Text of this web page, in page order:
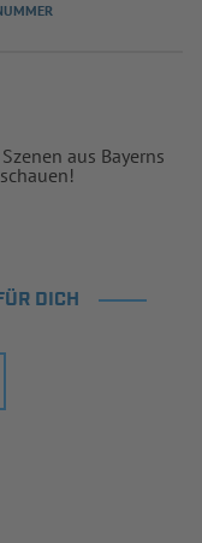
aus Bayerns
DICH